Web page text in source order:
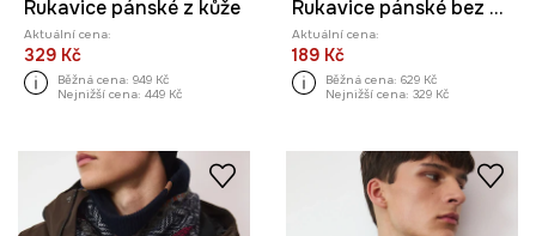
Rukavice pánské z kůže
Aktuální cena:
329 Kč
Běžná cena: 949 Kč
Nejnižší cena: 449 Kč
Rukavice pánské bez vzoru
Aktuální cena:
189 Kč
Běžná cena: 629 Kč
Nejnižší cena: 329 Kč